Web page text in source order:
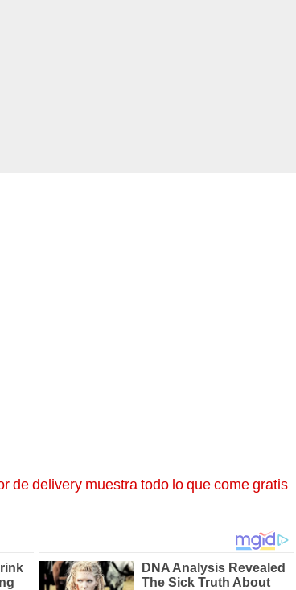
de delivery muestra todo lo que come gratis